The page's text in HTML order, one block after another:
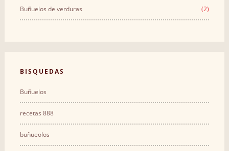
Buñuelos de verduras (2)
BΙSQUEDAS
Buñuelos
recetas 888
buñueolos